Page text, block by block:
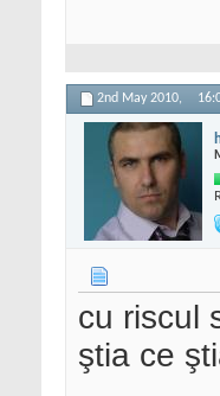
2nd May 2010,
cu riscul
ştia ce